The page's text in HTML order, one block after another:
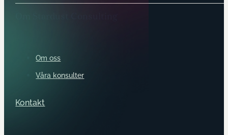
Om oss
Våra konsulter
Kontakt